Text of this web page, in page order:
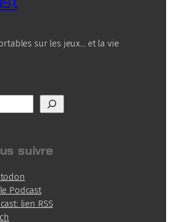
sur les jeux… et la vie
suivre
Podcast
lien RSS